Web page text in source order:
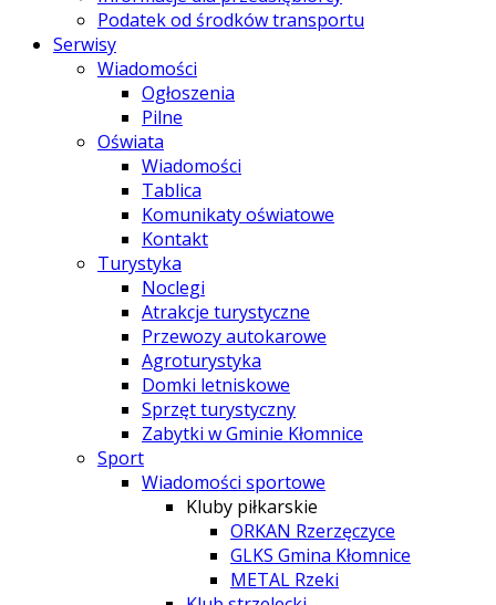
Podatek od środków transportu
Serwisy
Wiadomości
Ogłoszenia
Pilne
Oświata
Wiadomości
Tablica
Komunikaty oświatowe
Kontakt
Turystyka
Noclegi
Atrakcje turystyczne
Przewozy autokarowe
Agroturystyka
Domki letniskowe
Sprzęt turystyczny
Zabytki w Gminie Kłomnice
Sport
Wiadomości sportowe
Kluby piłkarskie
ORKAN Rzerzęczyce
GLKS Gmina Kłomnice
METAL Rzeki